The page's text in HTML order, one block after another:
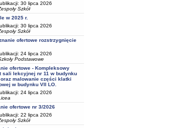
30 lipca 2026
Szkół
w 2025 r.
30 lipca 2026
Szkół
ofertowe rozstrzygnięcie
24 lipca 2026
Podstawowe
ofertowe - Kompleksowy
sali lekcyjnej nr 11 w budynku
oraz malowanie części klatki
w budynku VII LO.
24 lipca 2026
ofertowe nr 3/2026
22 lipca 2026
Szkół